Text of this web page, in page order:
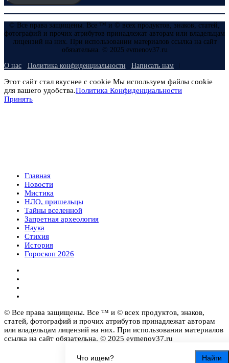
Найти
© Все права защищены. Все ™ и © всех продуктов, знаков, статей,
фотографий и прочих атрибутов принадлежат авторам или владельцам
лицензий на них. При использовании материалов ссылка на сайт
обязательна. © 2025 evmenov37.ru
О нас Политика конфиденциальности Написать нам
Этот сайт стал вкуснее с cookie Мы используем файлы cookie
для вашего удобства.Политика Конфиденциальности
Принять
Главная
Новости
Мистика
НЛО, пришельцы
Тайны вселенной
Запретная археология
Наука
Стихия
История
Гороскоп 2026
© Все права защищены. Все ™ и © всех продуктов, знаков,
статей, фотографий и прочих атрибутов принадлежат авторам
или владельцам лицензий на них. При использовании материалов
ссылка на сайт обязательна. © 2025 evmenov37.ru